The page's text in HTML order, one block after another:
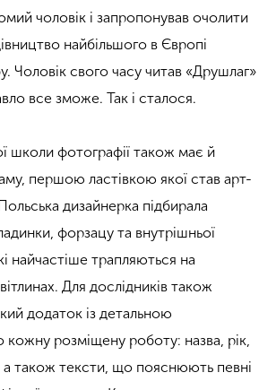
чоловік і запропонував очолити
найбільшого в Європі
Чоловік свого часу читав «Друшлаг»
все зможе. Так і сталося.
школи фотографії також має й
першою ластівкою якої став арт-
дизайнерка підбирала
форзацу та внутрішньої
найчастіше трапляються на
Для дослідників також
додаток із детальною
розміщену роботу: назва, рік,
а також тексти, що пояснюють певні